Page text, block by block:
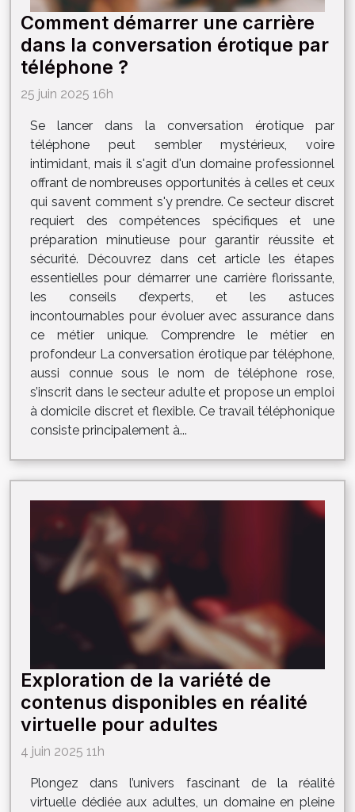
Comment démarrer une carrière
dans la conversation érotique par
téléphone ?
25 juin 2025 16h
Se lancer dans la conversation érotique par
téléphone peut sembler mystérieux, voire
intimidant, mais il s'agit d'un domaine professionnel
offrant de nombreuses opportunités à celles et ceux
qui savent comment s'y prendre. Ce secteur discret
requiert des compétences spécifiques et une
préparation minutieuse pour garantir réussite et
sécurité. Découvrez dans cet article les étapes
essentielles pour démarrer une carrière florissante,
les conseils d’experts, et les astuces
incontournables pour évoluer avec assurance dans
ce métier unique. Comprendre le métier en
profondeur La conversation érotique par téléphone,
aussi connue sous le nom de téléphone rose,
s’inscrit dans le secteur adulte et propose un emploi
à domicile discret et flexible. Ce travail téléphonique
consiste principalement à...
Exploration de la variété de
contenus disponibles en réalité
virtuelle pour adultes
4 juin 2025 11h
Plongez dans l’univers fascinant de la réalité
virtuelle dédiée aux adultes, un domaine en pleine